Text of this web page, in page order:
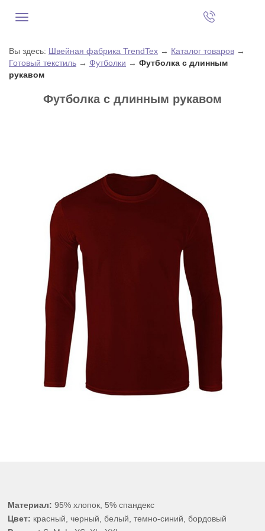
Вы здесь: Швейная фабрика TrendTex → Каталог товаров →
Готовый текстиль → Футболки → Футболка с длинным
рукавом
Футболка с длинным рукавом
Материал:95% хлопок, 5% спандекс
Цвет: красный, черный, белый, темно-синий, бордовый